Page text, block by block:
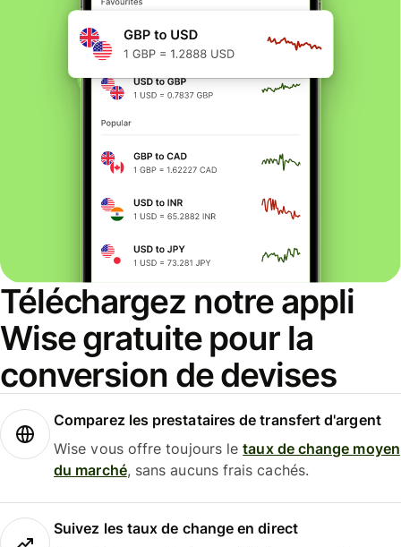
Téléchargez notre appli
Wise gratuite pour la
conversion de devises
Comparez les prestataires de transfert d'argent
Wise vous offre toujours letaux de change moyen
du marché, sans aucuns frais cachés.
Suivez les taux de change en direct